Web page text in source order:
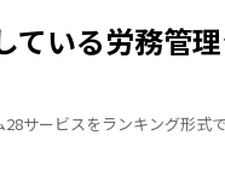
ている労務管
サービスをランキング形式